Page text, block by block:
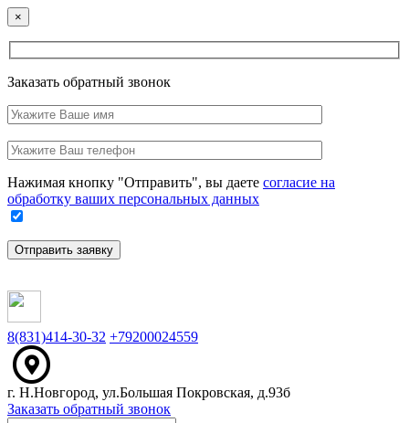
×
Заказать обратный звонок
Ваше
имя
это
Ваш
телефон
Нажимая кнопку "Отправить", вы даете согласие на
обработку ваших персональных данных
Отправить заявку
8(831)414-30-32 +79200024559
г. Н.Новгород, ул.Большая Покровская, д.93б
Заказать обратный звонок